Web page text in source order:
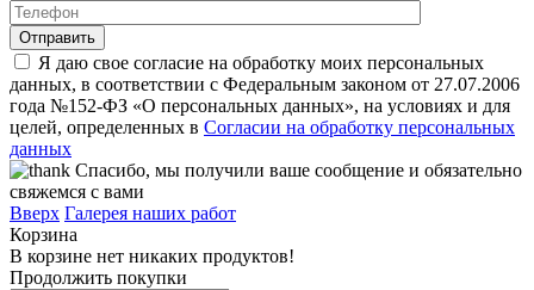
Я даю свое согласие на обработку моих персональных
данных, в соответствии с Федеральным законом от 27.07.2006
года №152-ФЗ «О персональных данных», на условиях и для
целей, определенных в Согласии на обработку персональных
данных
Спасибо, мы получили ваше сообщение и обязательно
свяжемся с вами
Вверх Галерея наших работ
Корзина
В корзине нет никаких продуктов!
Продолжить покупки